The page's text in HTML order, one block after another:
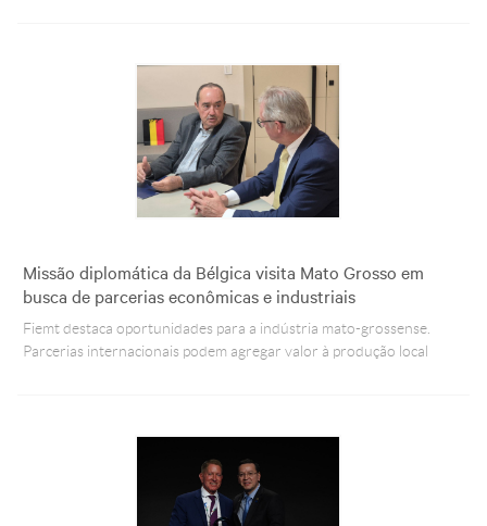
Missão diplomática da Bélgica visita Mato Grosso em
busca de parcerias econômicas e industriais
Fiemt destaca oportunidades para a indústria mato-grossense.
Parcerias internacionais podem agregar valor à produção local